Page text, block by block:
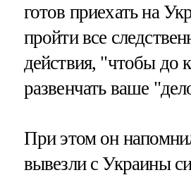
готов приехать на
пройти все
действия, "чтобы до
развенчать ваше
При этом он
вывезли с Украины